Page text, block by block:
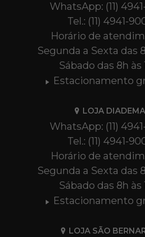
WhatsApp: (11)
Tel.: (11) 4941-
Horário de
Segunda a Sexta das
Sábado das 8h às
Estacionamento
LOJA DIADEMA
WhatsApp: (11)
Tel.: (11) 4941-
Horário de
Segunda a Sexta das
Sábado das 8h às
Estacionamento
LOJA SÃO